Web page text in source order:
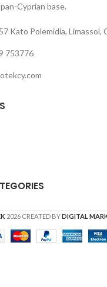
Cyprian base.
Kato Polemidia, Limassol,
753776
2026 CREATED BYDIGITAL